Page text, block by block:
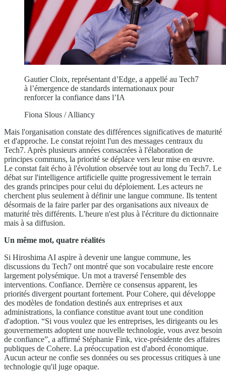
Gautier Cloix, représentant d’Edge, a appellé au Tech7
à l’émergence de standards internationaux pour
renforcer la confiance dans l’IA
Fiona Slous / Alliancy
Mais l'organisation constate des différences significatives de maturité
et d'approche. Le constat rejoint l'un des messages centraux du
Tech7. Après plusieurs années consacrées à l'élaboration de
principes communs, la priorité se déplace vers leur mise en œuvre.
Le constat fait écho à l'évolution observée tout au long du Tech7. Le
débat sur l'intelligence artificielle quitte progressivement le terrain
des grands principes pour celui du déploiement. Les acteurs ne
cherchent plus seulement à définir une langue commune. Ils tentent
désormais de la faire parler par des organisations aux niveaux de
maturité très différents. L'heure n'est plus à l'écriture du dictionnaire
mais à sa diffusion.
Un même mot, quatre réalités
Si Hiroshima AI aspire à devenir une langue commune, les
discussions du Tech7 ont montré que son vocabulaire reste encore
largement polysémique. Un mot a traversé l'ensemble des
interventions. Confiance. Derrière ce consensus apparent, les
priorités divergent pourtant fortement. Pour Cohere, qui développe
des modèles de fondation destinés aux entreprises et aux
administrations, la confiance constitue avant tout une condition
d'adoption. “Si vous voulez que les entreprises, les dirigeants ou les
gouvernements adoptent une nouvelle technologie, vous avez besoin
de confiance”, a affirmé Stéphanie Fink, vice-présidente des affaires
publiques de Cohere. La préoccupation est d'abord économique.
Aucun acteur ne confie ses données ou ses processus critiques à une
technologie qu'il juge opaque.